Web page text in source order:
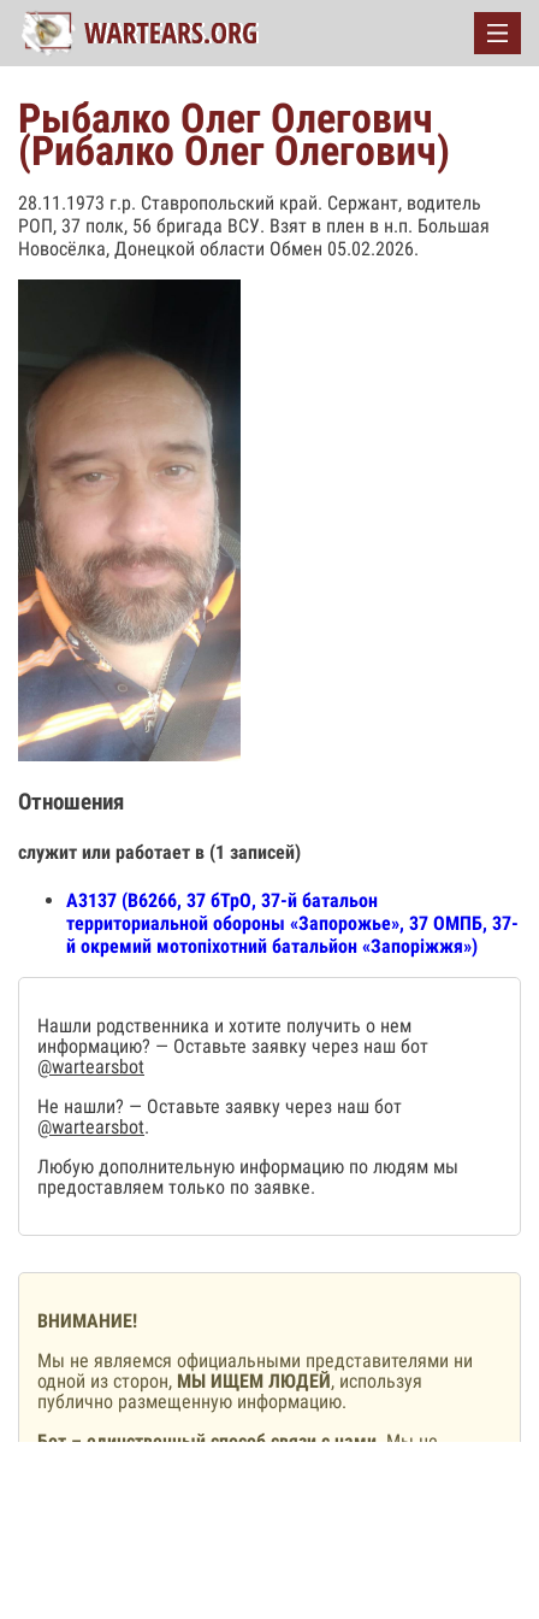
Рыбалко Олег Олегович
(Рибалко Олег Олегович)
28.11.1973 г.р. Ставропольский край. Сержант, водитель
РОП, 37 полк, 56 бригада ВСУ. Взят в плен в н.п. Большая
Новосёлка, Донецкой области Обмен 05.02.2026.
Отношения
служит или работает в (1 записей)
А3137 (В6266, 37 бТрО, 37-й батальон
территориальной обороны «Запорожье», 37 ОМПБ, 37-
й окремий мотопіхотний батальйон «Запоріжжя»)
Нашли родственника и хотите получить о нем
информацию? — Оставьте заявку через наш бот
@wartearsbot
Не нашли? — Оставьте заявку через наш бот
@wartearsbot.
Любую дополнительную информацию по людям мы
предоставляем только по заявке.
ВНИМАНИЕ!
Мы не являемся официальными представителями ни
одной из сторон, МЫ ИЩЕМ ЛЮДЕЙ, используя
публично размещенную информацию.
Бот – единственный способ связи с нами . Мы не